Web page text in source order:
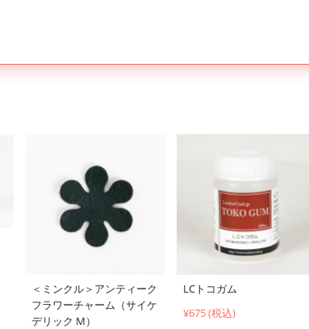
＜ミンクル＞アンティーク
フラワーチャーム（サイケ
デリック M）
LCトコガム
¥675 (税込)